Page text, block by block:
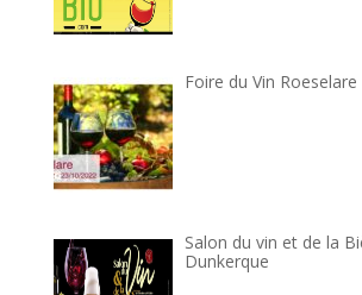
Foire du Vin Roeselare
Salon du vin et de la
Dunkerque